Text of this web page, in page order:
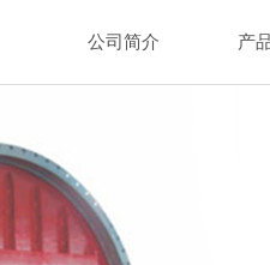
公司简介 产